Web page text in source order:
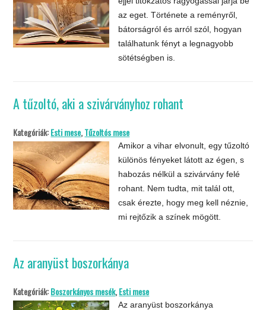
az eget. Története a reményről,
bátorságról és arról szól, hogyan
találhatunk fényt a legnagyobb
sötétségben is.
A tűzoltó, aki a szivárványhoz rohant
Kategóriák:Esti mese,Tűzoltós mese
Amikor a vihar elvonult, egy tűzoltó
különös fényeket látott az égen, s
habozás nélkül a szivárvány felé
rohant. Nem tudta, mit talál ott,
csak érezte, hogy meg kell néznie,
mi rejtőzik a színek mögött.
Az aranyüst boszorkánya
Kategóriák:Boszorkányos mesék,Esti mese
Az aranyüst boszorkánya